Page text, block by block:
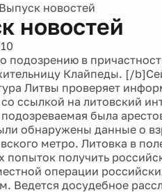
Выпуск новостей
новостей
подозрению в
Клайпеды. [/
Литвы проверяет
ссылкой на литовский
была
обнаружены данные о
метро. Литовка в
попыток получить
операции
Ведется досудебное